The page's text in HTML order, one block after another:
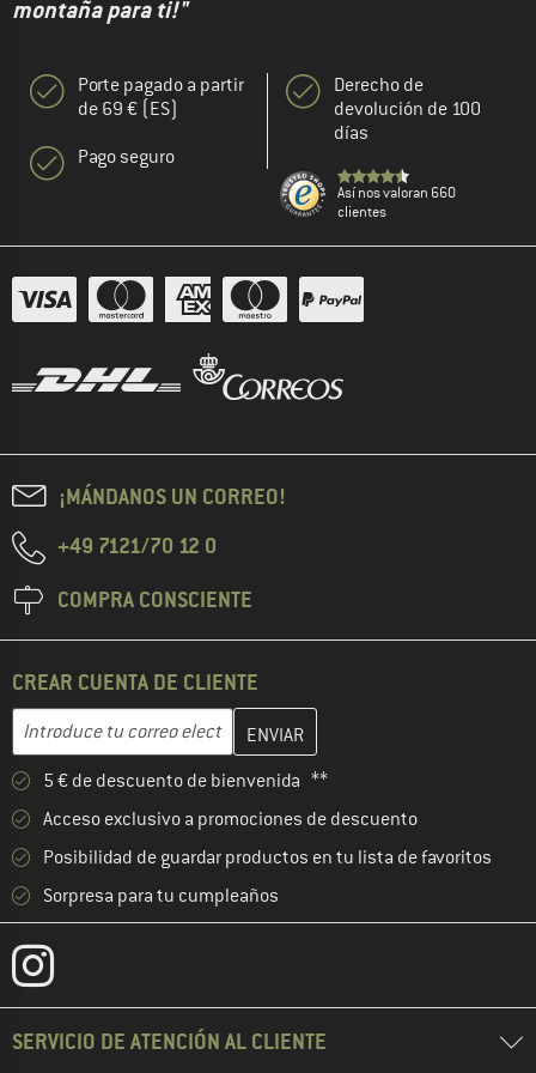
montaña para ti!"
Porte pagado a partir
de 69 € (ES)
Pago seguro
Derecho de
devolución de 100
días
Así nos valoran 660
clientes
¡MÁNDANOS UN CORREO!
+49 7121/70 12 0
COMPRA CONSCIENTE
CREAR CUENTA DE CLIENTE
Dirección de correo electrónico
Introduce aquí tu dirección de correo electrónico y crea tu
5 € de descuento de bienvenida **
Acceso exclusivo a promociones de descuento
Posibilidad de guardar productos en tu lista de favoritos
Sorpresa para tu cumpleaños
SERVICIO DE ATENCIÓN AL CLIENTE